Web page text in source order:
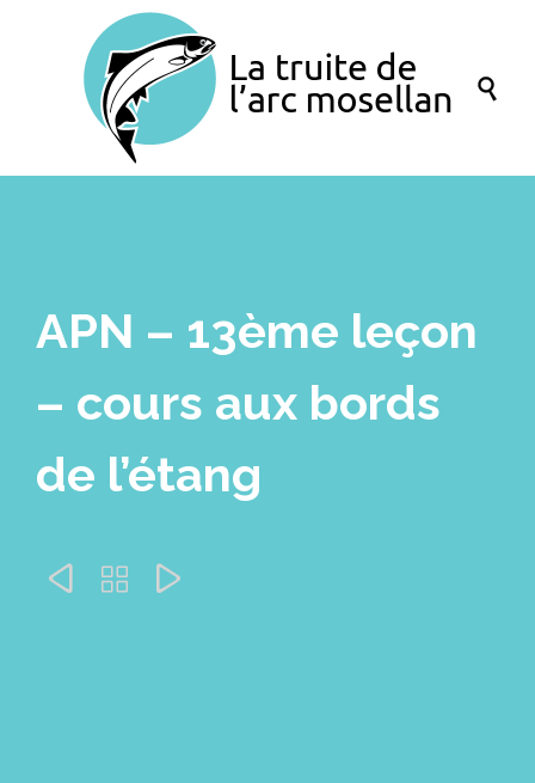

APN – 13ème leçon
– cours aux bords
de l’étang
  